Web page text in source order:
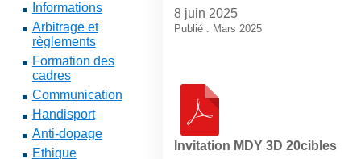
Informations
Arbitrage et
règlements
Formation des
cadres
Communication
Handisport
Anti-dopage
Ethique
8 juin 2025
Publié : Mars 2025
Invitation MDY 3D 20cibles